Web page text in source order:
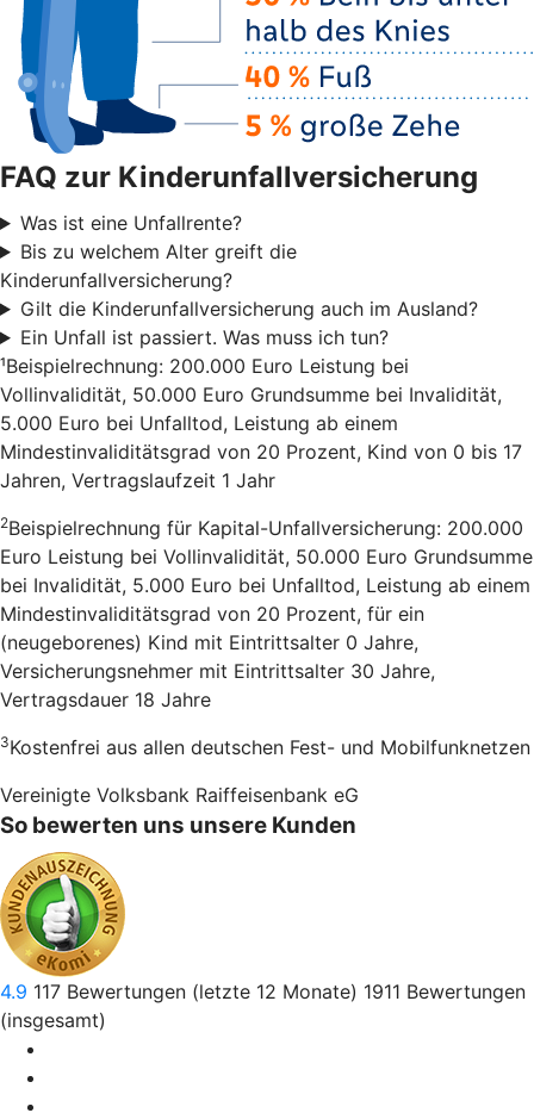
FAQ zur Kinderunfallversicherung
Was ist eine Unfallrente?
Bis zu welchem Alter greift die
Kinderunfallversicherung?
Gilt die Kinderunfallversicherung auch im Ausland?
Ein Unfall ist passiert. Was muss ich tun?
¹Beispielrechnung: 200.000 Euro Leistung bei
Vollinvalidität, 50.000 Euro Grundsumme bei Invalidität,
5.000 Euro bei Unfalltod, Leistung ab einem
Mindestinvaliditätsgrad von 20 Prozent, Kind von 0 bis 17
Jahren, Vertragslaufzeit 1 Jahr
2Beispielrechnung für Kapital-Unfallversicherung: 200.000
Euro Leistung bei Vollinvalidität, 50.000 Euro Grundsumme
bei Invalidität, 5.000 Euro bei Unfalltod, Leistung ab einem
Mindestinvaliditätsgrad von 20 Prozent, für ein
(neugeborenes) Kind mit Eintrittsalter 0 Jahre,
Versicherungsnehmer mit Eintrittsalter 30 Jahre,
Vertragsdauer 18 Jahre
3Kostenfrei aus allen deutschen Fest- und Mobilfunknetzen
Vereinigte Volksbank Raiffeisenbank eG
So bewerten uns unsere Kunden
4.9 117 Bewertungen (letzte 12 Monate) 1911 Bewertungen
(insgesamt)